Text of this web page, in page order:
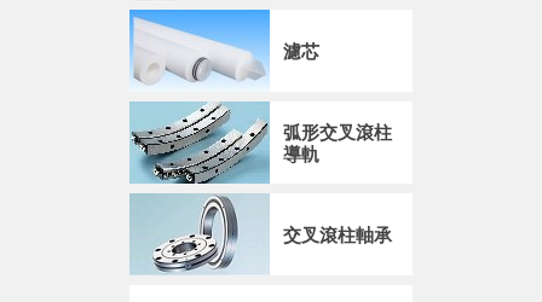
濾芯
弧形交叉滾柱
導軌
交叉滾柱軸承